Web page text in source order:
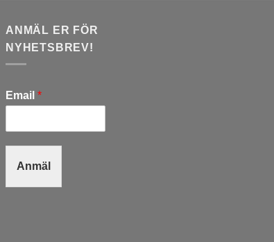
ANMÄL ER FÖR
NYHETSBREV!
Email *
Anmäl